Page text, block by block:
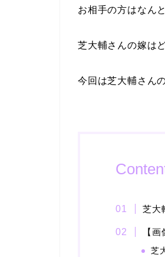
お相手の方はなん
芝大輔さんの嫁は
今回は芝大輔さん
芝大
【
芝